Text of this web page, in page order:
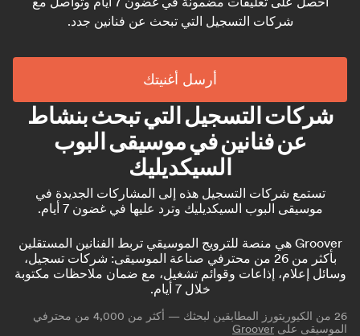
شركات التسجيل التي تبحث عن فنانين جدد.
أرسل أغنيتك
شركات التسجيل التي تبحث بنشاط
عن فنانين في موسيقى البوب
السيكديليك
تستمع شركات التسجيل هذه إلى المشاركات الجديدة في
موسيقى البوب السيكديليك وترد عليها في غضون 7 أيام.
Groover هي منصة للترويج الموسيقي تربط الفنانين المستقلين
بأكثر من 26 من محترفي صناعة الموسيقى: شركات تسجيل،
وسائل إعلام، إذاعات وقوائم تشغيل، مع ضمان ملاحظات مكتوبة
خلال 7 أيام.
26
من الكيوريتورز المطابقين لبحثك — أكثر من 4,000 من محترفي
الموسيقى على Groover